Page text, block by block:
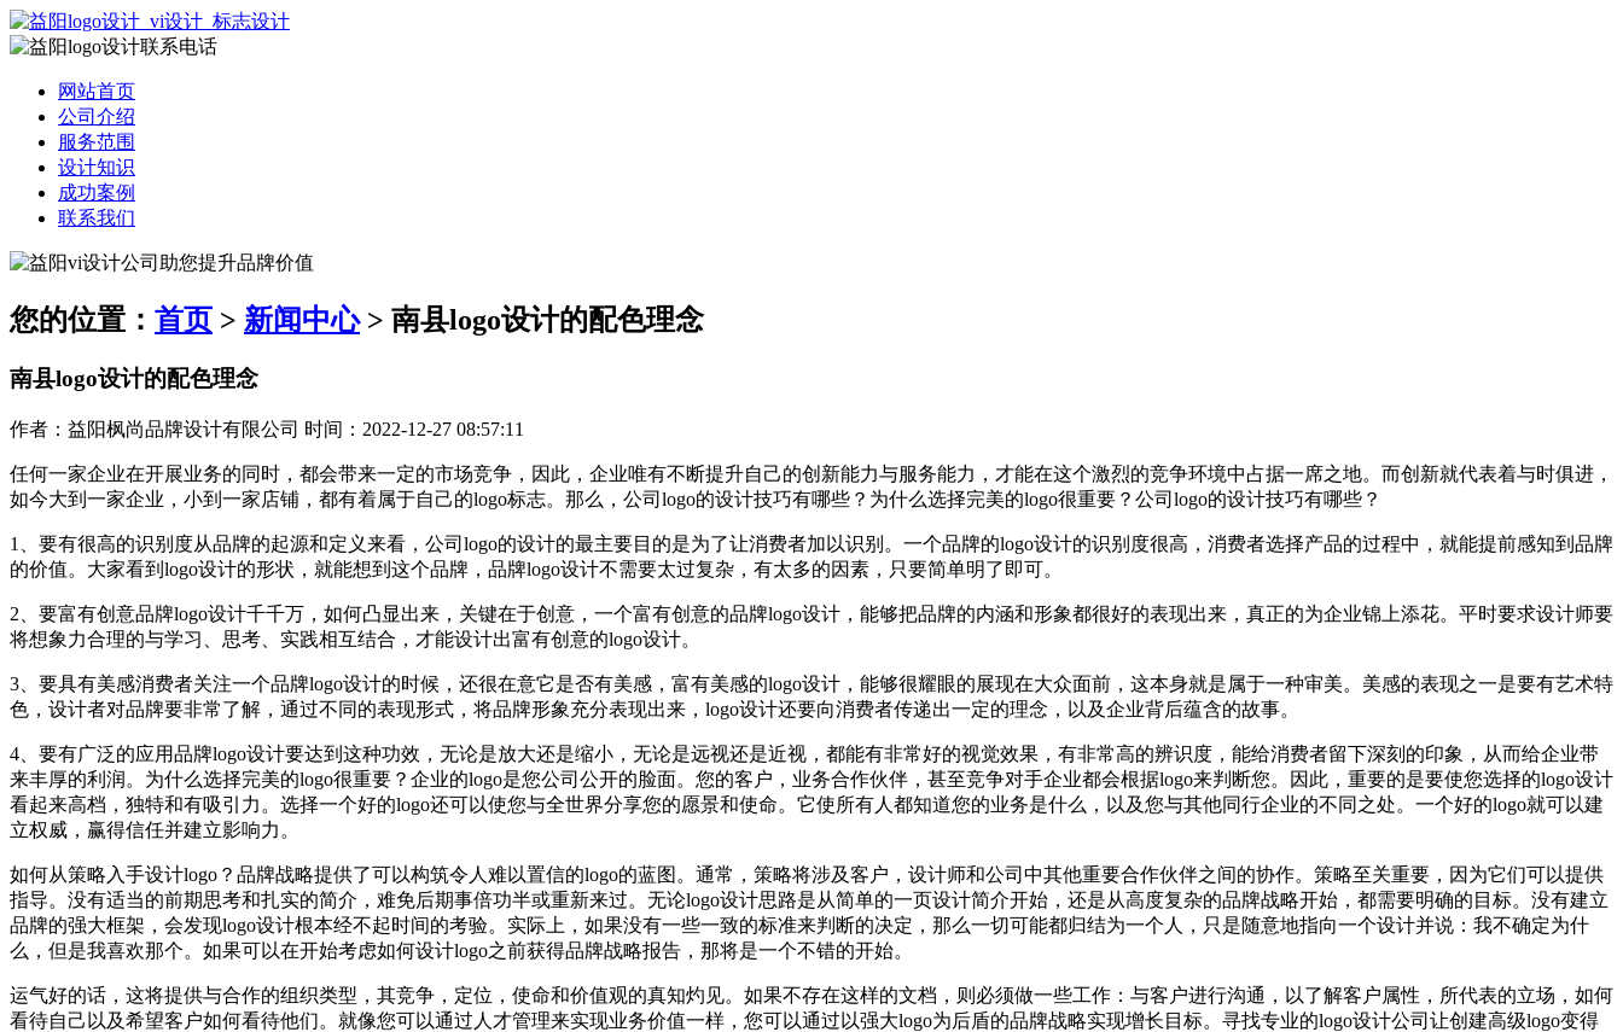
网站首页
公司介绍
服务范围
设计知识
成功案例
联系我们
您的位置： 首页 > 新闻中心> 南县logo设计的配色理念
南县logo设计的配色理念
作者：益阳枫尚品牌设计有限公司 时间：2022-12-27 08:57:11
任何一家企业在开展业务的同时，都会带来一定的市场竞争，因此，企业唯有不断提升自己的创新能力与服务能力，才能在这个激烈的竞争环境中占据一席之地。而创新就代表着与时俱进，
如今大到一家企业，小到一家店铺，都有着属于自己的logo标志。那么，公司logo的设计技巧有哪些？为什么选择完美的logo很重要？公司logo的设计技巧有哪些？
1、要有很高的识别度从品牌的起源和定义来看，公司logo的设计的最主要目的是为了让消费者加以识别。一个品牌的logo设计的识别度很高，消费者选择产品的过程中，就能提前感知到品牌
的价值。大家看到logo设计的形状，就能想到这个品牌，品牌logo设计不需要太过复杂，有太多的因素，只要简单明了即可。
2、要富有创意品牌logo设计千千万，如何凸显出来，关键在于创意，一个富有创意的品牌logo设计，能够把品牌的内涵和形象都很好的表现出来，真正的为企业锦上添花。平时要求设计师要
将想象力合理的与学习、思考、实践相互结合，才能设计出富有创意的logo设计。
3、要具有美感消费者关注一个品牌logo设计的时候，还很在意它是否有美感，富有美感的logo设计，能够很耀眼的展现在大众面前，这本身就是属于一种审美。美感的表现之一是要有艺术特
色，设计者对品牌要非常了解，通过不同的表现形式，将品牌形象充分表现出来，logo设计还要向消费者传递出一定的理念，以及企业背后蕴含的故事。
4、要有广泛的应用品牌logo设计要达到这种功效，无论是放大还是缩小，无论是远视还是近视，都能有非常好的视觉效果，有非常高的辨识度，能给消费者留下深刻的印象，从而给企业带
来丰厚的利润。为什么选择完美的logo很重要？企业的logo是您公司公开的脸面。您的客户，业务合作伙伴，甚至竞争对手企业都会根据logo来判断您。因此，重要的是要使您选择的logo设计
看起来高档，独特和有吸引力。选择一个好的logo还可以使您与全世界分享您的愿景和使命。它使所有人都知道您的业务是什么，以及您与其他同行企业的不同之处。一个好的logo就可以建
立权威，赢得信任并建立影响力。
如何从策略入手设计logo？品牌战略提供了可以构筑令人难以置信的logo的蓝图。通常，策略将涉及客户，设计师和公司中其他重要合作伙伴之间的协作。策略至关重要，因为它们可以提供
指导。没有适当的前期思考和扎实的简介，难免后期事倍功半或重新来过。无论logo设计思路是从简单的一页设计简介开始，还是从高度复杂的品牌战略开始，都需要明确的目标。没有建立
品牌的强大框架，会发现logo设计根本经不起时间的考验。实际上，如果没有一些一致的标准来判断的决定，那么一切可能都归结为一个人，只是随意地指向一个设计并说：我不确定为什
么，但是我喜欢那个。如果可以在开始考虑如何设计logo之前获得品牌战略报告，那将是一个不错的开始。
运气好的话，这将提供与合作的组织类型，其竞争，定位，使命和价值观的真知灼见。如果不存在这样的文档，则必须做一些工作：与客户进行沟通，以了解客户属性，所代表的立场，如何
看待自己以及希望客户如何看待他们。就像您可以通过人才管理来实现业务价值一样，您可以通过以强大logo为后盾的品牌战略实现增长目标。寻找专业的logo设计公司让创建高级logo变得